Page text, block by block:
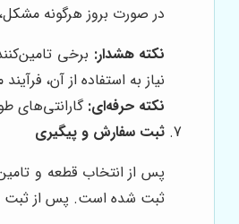
در صورت بروز هرگونه
نکته هشدار: برخی
نیاز به استفاده از آن،
نکته حرفه‌ای: گارانتی‌های
ثبت سفارش و پیگیری
پس از انتخاب قطعه و
ثبت شده است. پس از ثبت